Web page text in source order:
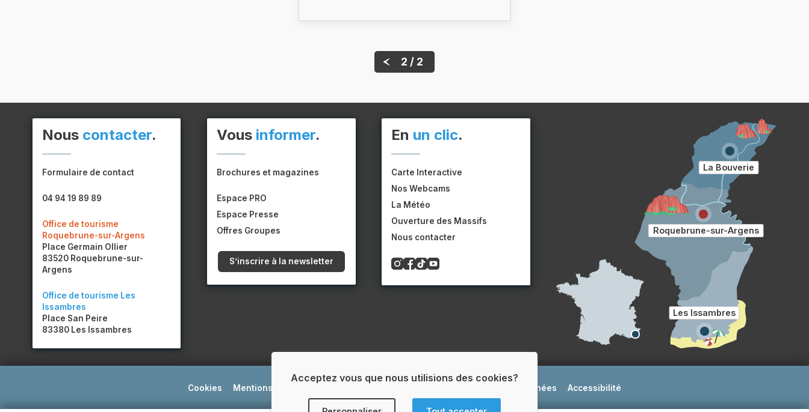
Acceptez vous que nous utilisions des cookies?
2 / 2
Nous contacter.
Formulaire de contact
04 94 19 89 89
Office de tourisme
Roquebrune-sur-Argens
Place Germain Ollier
83520 Roquebrune-sur-
Argens
Office de tourisme Les
Issambres
Place San Peire
83380 Les Issambres
Vous informer.
Brochures et magazines
Espace PRO
Espace Presse
Offres Groupes
S’inscrire à la newsletter
En un clic.
Carte Interactive
Nos Webcams
La Météo
Ouverture des Massifs
Nous contacter
La Bouverie
Roquebrune-sur-Argens
Les Issambres
Cookies Mentions légales Protection des données Accessibilité